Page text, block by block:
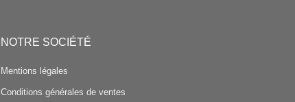
NOTRE SOCIÉTÉ
Mentions légales
Conditions générales de ventes